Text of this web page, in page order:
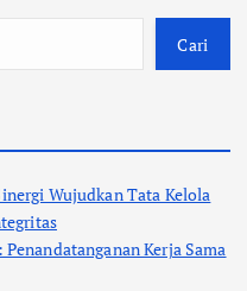
Cari
Wujudkan Tata Kelola
Kerja Sama